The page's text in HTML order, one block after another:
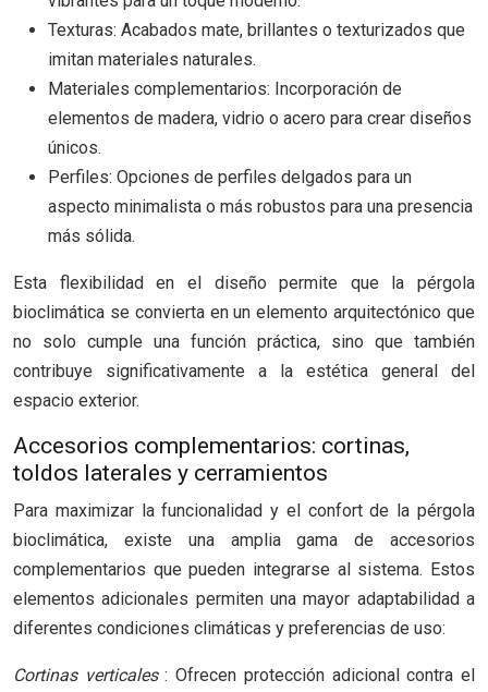
Texturas: Acabados mate, brillantes o texturizados que
imitan materiales naturales.
Materiales complementarios: Incorporación de
elementos de madera, vidrio o acero para crear diseños
únicos.
Perfiles: Opciones de perfiles delgados para un
aspecto minimalista o más robustos para una presencia
más sólida.
Esta flexibilidad en el diseño permite que la pérgola
bioclimática se convierta en un elemento arquitectónico que
no solo cumple una función práctica, sino que también
contribuye significativamente a la estética general del
espacio exterior.
Accesorios complementarios: cortinas,
toldos laterales y cerramientos
Para maximizar la funcionalidad y el confort de la pérgola
bioclimática, existe una amplia gama de accesorios
complementarios que pueden integrarse al sistema. Estos
elementos adicionales permiten una mayor adaptabilidad a
diferentes condiciones climáticas y preferencias de uso:
Cortinas verticales: Ofrecen protección adicional contra el